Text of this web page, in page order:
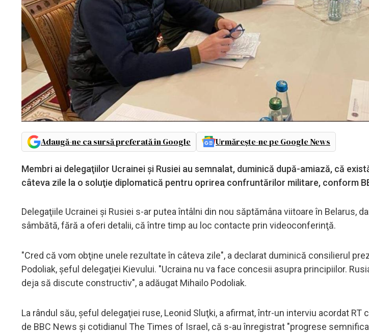
Adaugă-ne ca sursă preferată în Google Urmărește-ne pe Google News
Membri ai delegaţiilor Ucrainei şi Rusiei au semnalat, duminică după-amiază, că
câteva zile la o soluţie diplomatică pentru oprirea confruntărilor militare, conform
Delegaţiile Ucrainei şi Rusiei s-ar putea întâlni din nou săptămâna viitoare în Belarus,
sâmbătă, fără a oferi detalii, că între timp au loc contacte prin videoconferinţă.
"Cred că vom obţine unele rezultate în câteva zile", a declarat duminică consilierul
Podoliak, şeful delegaţiei Kievului. "Ucraina nu va face concesii asupra principiilor.
deja să discute constructiv", a adăugat Mihailo Podoliak.
La rândul său, şeful delegaţiei ruse, Leonid Sluţki, a afirmat, într-un interviu acordat RT
de BBC News şi cotidianul The Times of Israel, că s-au înregistrat "progrese